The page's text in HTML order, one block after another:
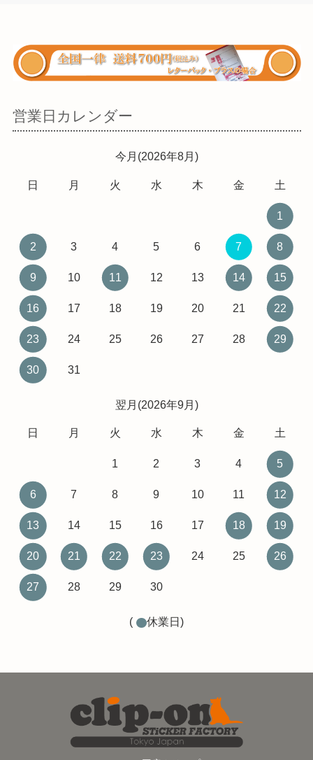
営業日カレンダー
今月(2026年8月)
日 月 火 水 木 金 土
1
2 3 4 5 6 7 8
9 10 11 12 13 14 15
16 17 18 19 20 21 22
23 24 25 26 27 28 29
30 31
翌月(2026年9月)
日 月 火 水 木 金 土
1 2 3 4 5
6 7 8 9 10 11 12
13 14 15 16 17 18 19
20 21 22 23 24 25 26
27 28 29 30
( 休業日)